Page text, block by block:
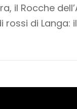
il Rocche
di Langa: